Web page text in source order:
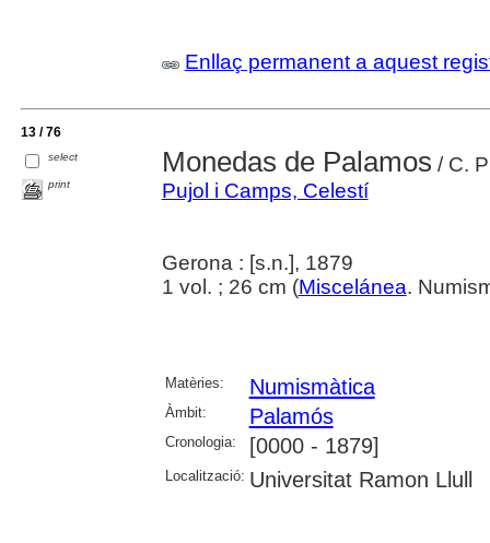
Enllaç permanent a aquest
13 / 76
select
print
Monedas de Palamos / C.
Pujol i Camps, Celestí
Gerona : [s.n.], 1879
1 vol. ; 26 cm (Miscelánea.
Matèries: Numismàtica
Àmbit: Palamós
Cronologia: [0000 - 1879]
Localització: Universitat Ramon Llull